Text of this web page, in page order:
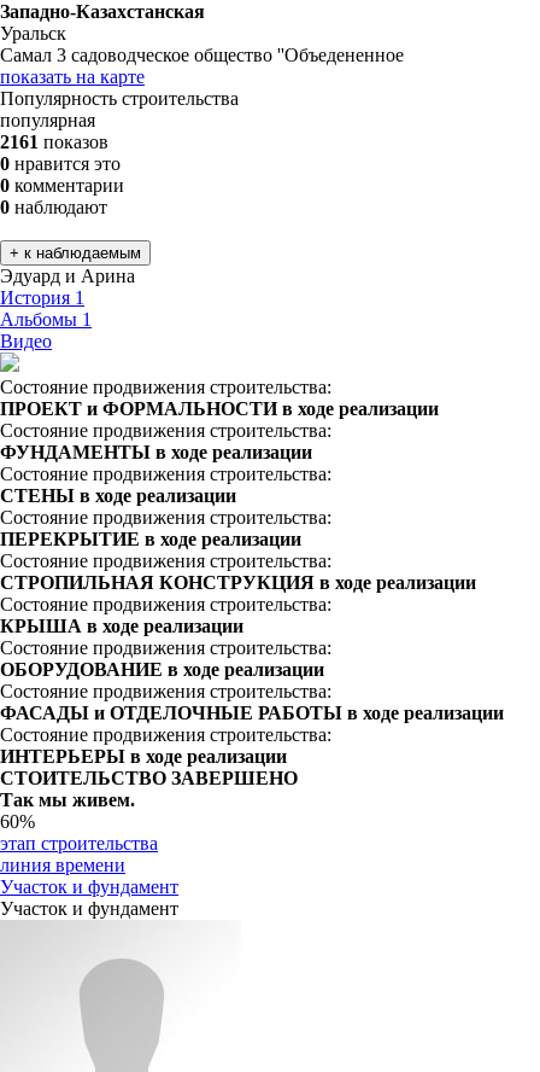
Западно-Казахстанская
Уральск
Самал 3 садоводческое общество ''Объедененное
показать на карте
Популярность строительства
популярная
2161 показов
0 нравится это
0 комментарии
0 наблюдают
+ к наблюдаемым
Эдуард и Арина
История 1
Альбомы 1
Видео
Состояние продвижения строительства:
ПРОЕКТ и ФОРМАЛЬНОСТИ в ходе реализации
Состояние продвижения строительства:
ФУНДАМЕНТЫ в ходе реализации
Состояние продвижения строительства:
СТЕНЫ в ходе реализации
Состояние продвижения строительства:
ПЕРЕКРЫТИЕ в ходе реализации
Состояние продвижения строительства:
СТРОПИЛЬНАЯ КОНСТРУКЦИЯ в ходе реализации
Состояние продвижения строительства:
КРЫША в ходе реализации
Состояние продвижения строительства:
ОБОРУДОВАНИЕ в ходе реализации
Состояние продвижения строительства:
ФАСАДЫ и ОТДЕЛОЧНЫЕ РАБОТЫ в ходе реализации
Состояние продвижения строительства:
ИНТЕРЬЕРЫ в ходе реализации
СТОИТЕЛЬСТВО ЗАВЕРШЕНО
Так мы живем.
60%
этап строительства
линия времени
Участок и фундамент
Участок и фундамент